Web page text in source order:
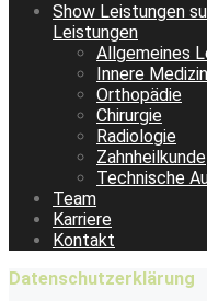
Show Leistungen
Leistungen
Allgemeines
Innere Medizin
Orthopädie
Chirurgie
Radiologie
Zahnheilkunde
Technische
Team
Karriere
Kontakt
Datenschutzerklärung